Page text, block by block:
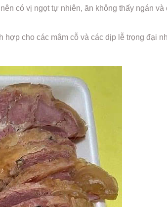
có vị ngọt tự nhiên, ăn không thấy ngán
cho các mâm cỗ và các dịp lễ trọng đại